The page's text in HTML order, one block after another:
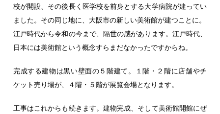
校が開設、その後長く医学校を前身とする大学病院が建ってい
ました。その同じ地に、大阪市の新しい美術館が建つことに。
江戸時代から令和の今まで、隔世の感があります。江戸時代、
日本には美術館という概念すらまだなかったですからね。
完成する建物は黒い壁面の５階建て。１階・２階に店舗やチ
ケット売り場が、４階・５階が展覧会場となります。
工事はこれからも続きます。建物完成、そして美術館開館にぜ